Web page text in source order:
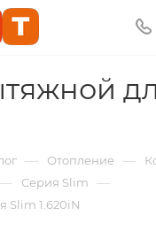
— Отопление —
— Серия Slim —
Slim 1.620iN